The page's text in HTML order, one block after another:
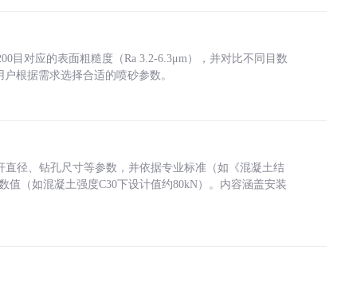
目对应的表面粗糙度（Ra 3.2-6.3μm），并对比不同目数
根据需求选择合适的喷砂参数。
径、钻孔尺寸等参数，并依据专业标准（如《混凝土结
值（如混凝土强度C30下设计值约80kN）。内容涵盖安装